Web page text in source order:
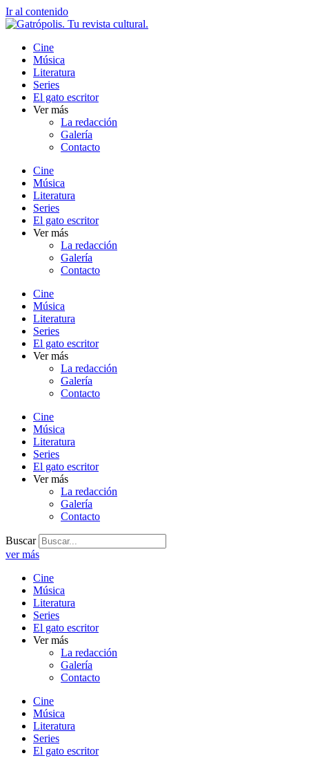
Ir al contenido
Cine
Música
Literatura
Series
El gato escritor
Ver más
La redacción
Galería
Contacto
Cine
Música
Literatura
Series
El gato escritor
Ver más
La redacción
Galería
Contacto
Cine
Música
Literatura
Series
El gato escritor
Ver más
La redacción
Galería
Contacto
Cine
Música
Literatura
Series
El gato escritor
Ver más
La redacción
Galería
Contacto
Buscar
ver más
Cine
Música
Literatura
Series
El gato escritor
Ver más
La redacción
Galería
Contacto
Cine
Música
Literatura
Series
El gato escritor